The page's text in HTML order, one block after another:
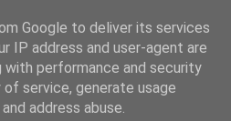
☰ Menu
Google to deliver its services
IP address and user-agent are
with performance and security
service, generate usage
address abuse.